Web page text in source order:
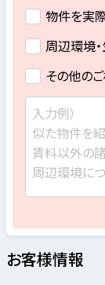
物件を実
周辺環境
その他の
お客様情報